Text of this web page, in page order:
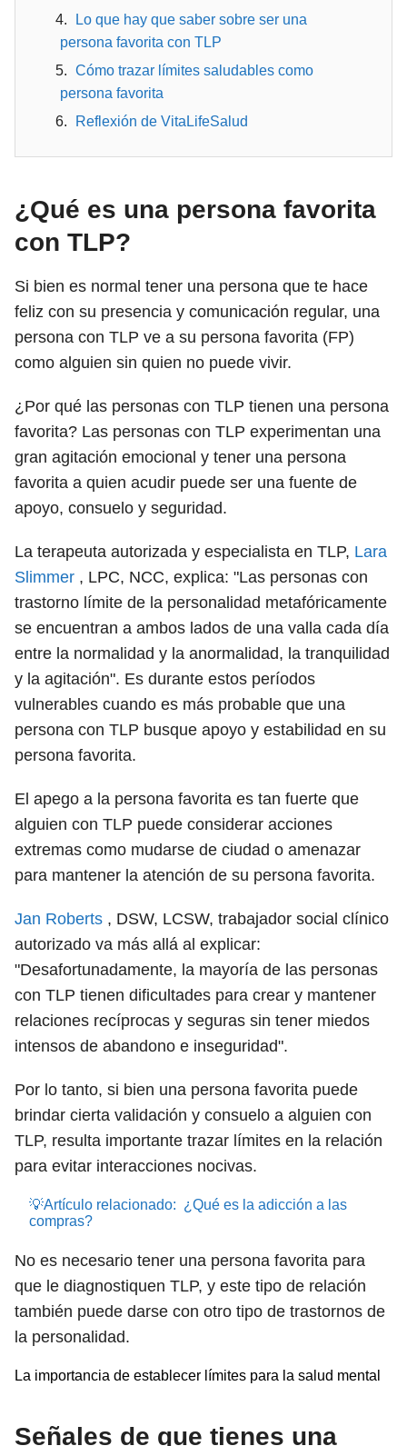
Lo que hay que saber sobre ser una
persona favorita con TLP
Cómo trazar límites saludables como
persona favorita
Reflexión de VitaLifeSalud
¿Qué es una persona favorita
con TLP?
Si bien es normal tener una persona que te hace
feliz con su presencia y comunicación regular, una
persona con TLP ve a su persona favorita (FP)
como alguien sin quien no puede vivir.
¿Por qué las personas con TLP tienen una persona
favorita? Las personas con TLP experimentan una
gran agitación emocional y tener una persona
favorita a quien acudir puede ser una fuente de
apoyo, consuelo y seguridad.
La terapeuta autorizada y especialista en TLP, Lara
Slimmer , LPC, NCC, explica: "Las personas con
trastorno límite de la personalidad metafóricamente
se encuentran a ambos lados de una valla cada día
entre la normalidad y la anormalidad, la tranquilidad
y la agitación". Es durante estos períodos
vulnerables cuando es más probable que una
persona con TLP busque apoyo y estabilidad en su
persona favorita.
El apego a la persona favorita es tan fuerte que
alguien con TLP puede considerar acciones
extremas como mudarse de ciudad o amenazar
para mantener la atención de su persona favorita.
Jan Roberts , DSW, LCSW, trabajador social clínico
autorizado va más allá al explicar:
"Desafortunadamente, la mayoría de las personas
con TLP tienen dificultades para crear y mantener
relaciones recíprocas y seguras sin tener miedos
intensos de abandono e inseguridad".
Por lo tanto, si bien una persona favorita puede
brindar cierta validación y consuelo a alguien con
TLP, resulta importante trazar límites en la relación
para evitar interacciones nocivas.
💡Artículo relacionado: ¿Qué es la adicción a las
compras?
No es necesario tener una persona favorita para
que le diagnostiquen TLP, y este tipo de relación
también puede darse con otro tipo de trastornos de
la personalidad.
La importancia de establecer límites para la salud mental
Señales de que tienes una